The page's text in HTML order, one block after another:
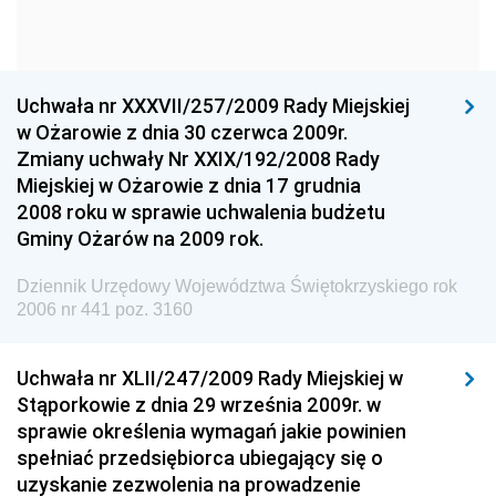
Dziennik Urzędowy Ministra Gospodarki
Dziennik Urzędowy Urzędu Ochrony Konkurencji i
Konsumentów
Dziennik Urzędowy Ministra Pracy i Polityki
Społecznej
Dziennik Urzędowy Urzędu Lotnictwa Cywilnego
Dziennik Urzędowy Ministerstwa Hutnictwa i
Przemysłu Maszynowego
Dziennik Urzędowy Ministerstwa Zdrowia i Opieki
Społecznej
Uchwała nr XXXVII/257/2009 Rady Miejskiej
w Ożarowie z dnia 30 czerwca 2009r.
Zmiany uchwały Nr XXIX/192/2008 Rady
Miejskiej w Ożarowie z dnia 17 grudnia
2008 roku w sprawie uchwalenia budżetu
Gminy Ożarów na 2009 rok.
Dziennik Urzędowy Województwa Świętokrzyskiego rok
2006 nr 441 poz. 3160
Uchwała nr XLII/247/2009 Rady Miejskiej w
Stąporkowie z dnia 29 września 2009r. w
sprawie określenia wymagań jakie powinien
spełniać przedsiębiorca ubiegający się o
uzyskanie zezwolenia na prowadzenie